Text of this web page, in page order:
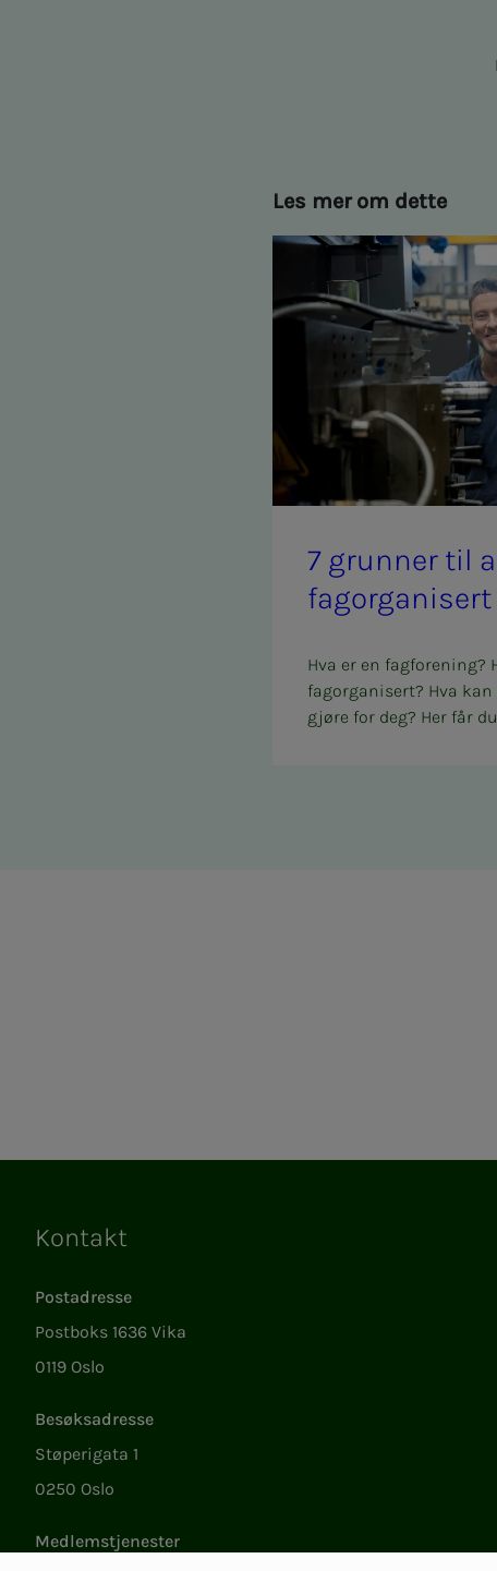
Les mer om dette
7 grun­­­ner til
fag­or­­­ga­­­ni­­­sert
Hva er en fagforening?
fagorganisert? Hva
gjøre for deg? Her får
Kontakt
Postadresse
Postboks 1636 Vika
0119 Oslo
Besøksadresse
Støperigata 1
0250 Oslo
Medlemstjenester